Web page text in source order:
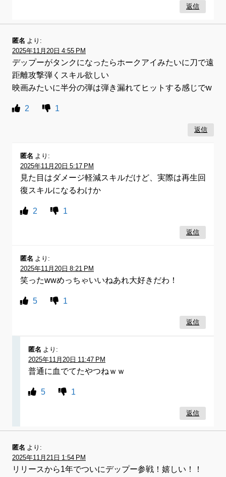
返信
匿名 より:
2025年11月20日 4:55 PM
デップーがタンクになったらホークアイみたいに刀で遠
距離攻撃弾くスキル欲しい
映画みたいに半分の弾は弾き漏れてヒットする感じでw
2 1
返信
匿名 より:
2025年11月20日 5:17 PM
見た目はダメージ軽減スキルだけど、実際は再生回
復スキルになるわけか
2 1
返信
匿名 より:
2025年11月20日 8:21 PM
笑ったwwめっちゃいいねあれ大好きだわ！
5 1
返信
匿名 より:
2025年11月20日 11:47 PM
普通に血でてたやつねｗｗ
5 1
返信
匿名 より:
2025年11月21日 1:54 PM
リリースから1年でついにデップー参戦！嬉しい！！